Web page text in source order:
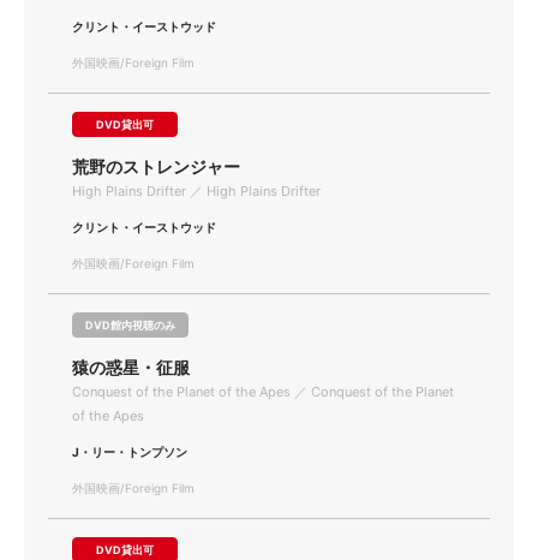
クリント・イーストウッド
外国映画/Foreign Film
DVD貸出可
荒野のストレンジャー
High Plains Drifter ／ High Plains Drifter
クリント・イーストウッド
外国映画/Foreign Film
DVD館内視聴のみ
猿の惑星・征服
Conquest of the Planet of the Apes ／ Conquest of the Planet
of the Apes
J・リー・トンプソン
外国映画/Foreign Film
DVD貸出可